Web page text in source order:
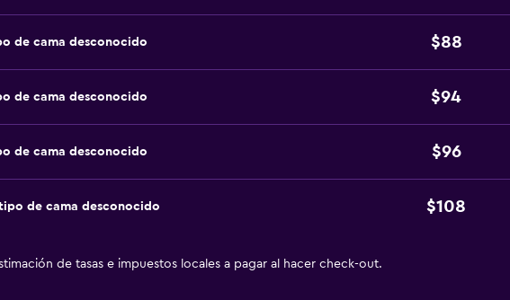
de cama desconocido $88
de cama desconocido $94
de cama desconocido $96
de cama desconocido $108
de tasas e impuestos locales a pagar al hacer check-out.